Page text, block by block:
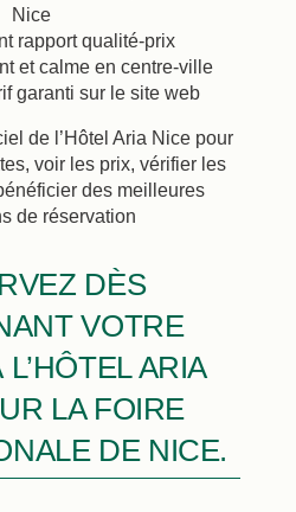
Nice
rapport qualité-prix
et calme en centre-ville
garanti sur le site web
de l’Hôtel Aria Nice pour
voir les prix, vérifier les
des meilleures
de réservation
DÈS
VOTRE
ARIA
LA FOIRE
DE NICE.